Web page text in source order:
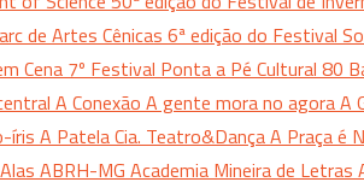
de Artes Cênicas 6ª edição do Festival
Cena 7º Festival Ponta a Pé Cultural 80
A Conexão A gente mora no agoraA
íris A Patela Cia. Teatro&DançaA Praça é
ABRH-MG Academia Mineira de Letras